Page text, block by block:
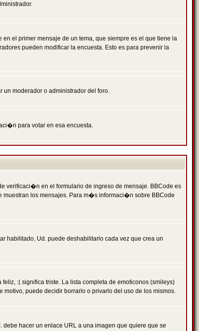
el primer mensaje de un tema, que siempre es el que tiene la
pueden modificar la encuesta. Esto es para prevenir la
un moderador o administrador del foro.
para votar en esa encuesta.
verificaci�n en el formulario de ingreso de mensaje. BBCode es
muestran los mensajes. Para m�s informaci�n sobre BBCode
habilitado, Ud. puede deshabilitarlo cada vez que crea un
:( significa triste. La lista completa de emoticonos (smileys)
puede decidir borrarlo o privarlo del uso de los mismos.
hacer un enlace URL a una imagen que quiere que se